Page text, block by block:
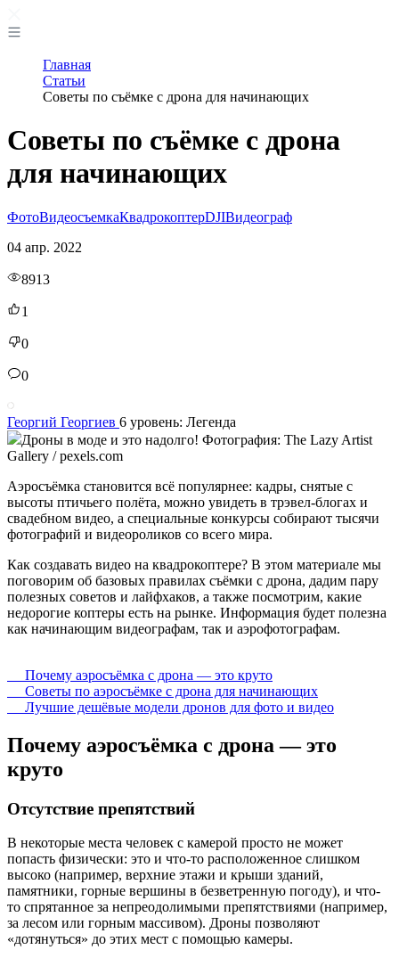
Главная
Статьи
Советы по съёмке с дрона для начинающих
Советы по съёмке с дрона
для начинающих
ФотоВидеосъемкаКвадрокоптерDJIВидеограф
04 апр. 2022
8913
1
0
0
Георгий Георгиев 6 уровень: Легенда
Дроны в моде и это надолго! Фотография: The Lazy Artist
Gallery / pexels.com
Аэросъёмка становится всё популярнее: кадры, снятые с
высоты птичьего полёта, можно увидеть в трэвел-блогах и
свадебном видео, а специальные конкурсы собирают тысячи
фотографий и видеороликов со всего мира.
Как создавать видео на квадрокоптере? В этом материале мы
поговорим об базовых правилах съёмки с дрона, дадим пару
полезных советов и лайфхаков, а также посмотрим, какие
недорогие коптеры есть на рынке. Информация будет полезна
как начинающим видеографам, так и аэрофотографам.
Почему аэросъёмка с дрона — это круто
Советы по аэросъёмке с дрона для начинающих
Лучшие дешёвые модели дронов для фото и видео
Почему аэросъёмка с дрона — это
круто
Отсутствие препятствий
В некоторые места человек с камерой просто не может
попасть физически: это и что-то расположенное слишком
высоко (например, верхние этажи и крыши зданий,
памятники, горные вершины в безветренную погоду), и что-
то спрятанное за непреодолимыми препятствиями (например,
за лесом или горным массивом). Дроны позволяют
«дотянуться» до этих мест с помощью камеры.